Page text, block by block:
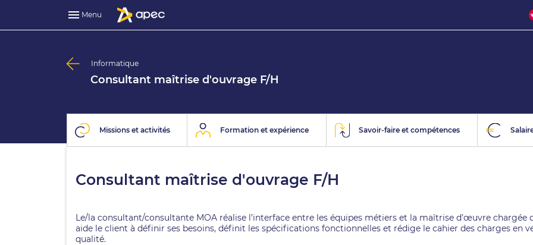
Menu
Informatique
Consultant maîtrise d'ouvrage F/H
Missions et activités Formation et expérience Savoir-faire et compétences
Consultant maîtrise d'ouvrage F/H
Le/la consultant/consultante MOA réalise l’interface entre les équipes métiers et la maîtrise d’œuvre
aide le client à définir ses besoins, définit les spécifications fonctionnelles et rédige le cahier des charges en
qualité.